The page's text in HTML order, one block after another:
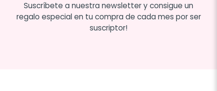
Suscríbete a nuestra newsletter y consigue un
regalo especial en tu compra de cada mes por ser
suscriptor!